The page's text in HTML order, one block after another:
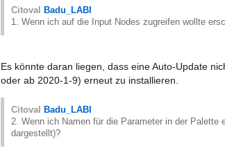
Citoval
Badu_LABI
1. Wenn ich auf die Input Nodes zugreifen wollte
Es könnte daran liegen, dass eine Auto-Update
oder ab 2020-1-9) erneut zu installieren.
Citoval
Badu_LABI
2. Wenn ich Namen für die Parameter in der Palette
dargestellt)?